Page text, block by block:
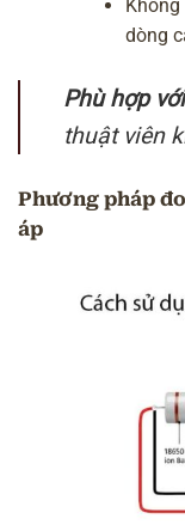
dòng
Phù hợp
thuật viên
Phương pháp
áp